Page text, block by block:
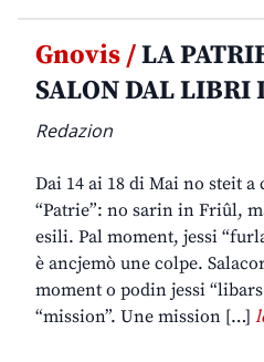
Gnovis /LA
SALON DAL LIBRI
Redazion
Dai 14 ai 18 di Mai no steit
“Patrie”: no sarin in Friûl,
esili. Pal moment, jessi
è ancjemò une colpe.
moment o podin jessi
“mission”. Une mission […]